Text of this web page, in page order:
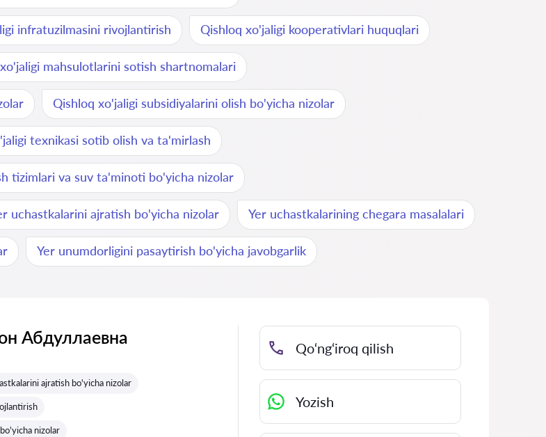
infratuzilmasini rivojlantirish Qishloq xo'jaligi kooperativlari huquqlari
mahsulotlarini sotish shartnomalari
Qishloq xo'jaligi subsidiyalarini olish bo'yicha nizolar
texnikasi sotib olish va ta'mirlash
tizimlari va suv ta'minoti bo'yicha nizolar
uchastkalarini ajratish bo'yicha nizolar Yer uchastkalarining chegara masalalari
Yer unumdorligini pasaytirish bo'yicha javobgarlik
Абдуллаевна
ajratish bo'yicha nizolar
nizolar
Qo‘ng‘iroq qilish
Yozish